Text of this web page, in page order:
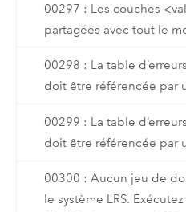
00297 : Les couches
partagées avec tout le
00298 : La table
doit être référencée par
00299 : La table
doit être référencée par
00300 : Aucun jeu de
le système LRS.